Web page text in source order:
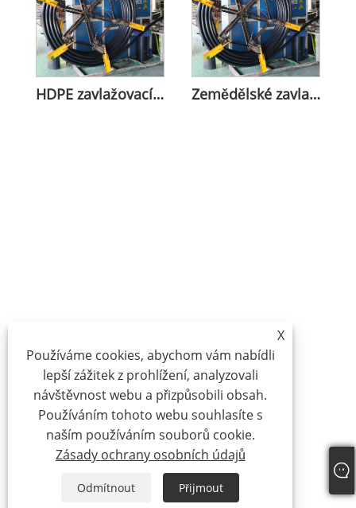
HDPE zavlažovací potrubí pro zemědělství Zemědělské zavlažovací HDPE vodní potrubí pro zemědělskou půdu
X
Používáme cookies, abychom vám nabídli
lepší zážitek z prohlížení, analyzovali
návštěvnost webu a přizpůsobili obsah.
Používáním tohoto webu souhlasíte s
naším používáním souborů cookie.
Zásady ochrany osobních údajů
Odmítnout Přijmout